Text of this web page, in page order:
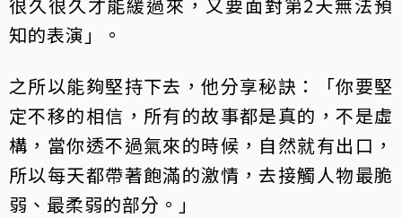
知的表演」。
之所以能夠堅持下去，他分享秘訣：「你要堅
定不移的相信，所有的故事都是真的，不是虛
構，當你透不過氣來的時候，自然就有出口，
所以每天都帶著飽滿的激情，去接觸人物最脆
弱、最柔弱的部分。」